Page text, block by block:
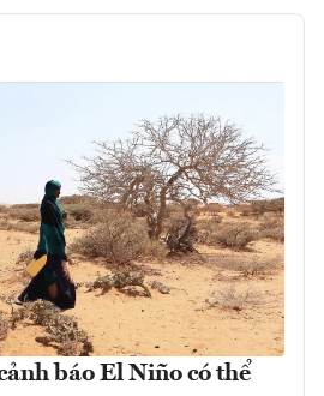
báo El Niño có thể